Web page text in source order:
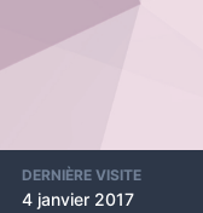
DERNIÈRE VISITE
4 janvier 2017